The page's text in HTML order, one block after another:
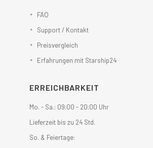
FAQ
Support / Kontakt
Preisvergleich
Erfahrungen mit Starship24
ERREICHBARKEIT
Mo. - Sa.: 09:00 - 20:00 Uhr
Lieferzeit bis zu 24 Std.
So. & Feiertage: